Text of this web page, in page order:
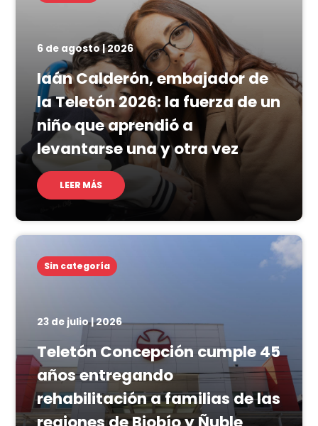
6 de agosto | 2026
Iaán Calderón, embajador de
la Teletón 2026: la fuerza de un
niño que aprendió a
levantarse una y otra vez
LEER MÁS
Sin categoría
23 de julio | 2026
Teletón Concepción cumple 45
años entregando
rehabilitación a familias de las